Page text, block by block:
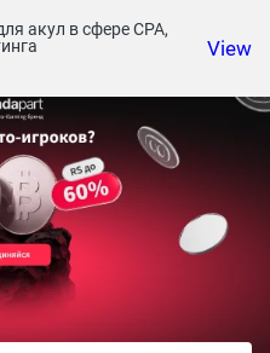
акул в сфере СРА,
View